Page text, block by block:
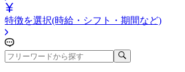
特徴を選択(時給・シフト・期間など)